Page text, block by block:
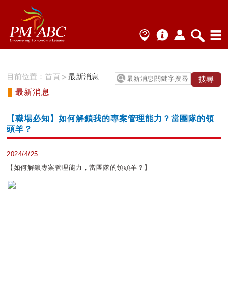
目前位置：首頁
最新消息
最新消息
【職場必知】如何解鎖我的專案管理能力？當團隊的領
頭羊？
2024/4/25
【如何解鎖專案管理能力，當團隊的領頭羊？】